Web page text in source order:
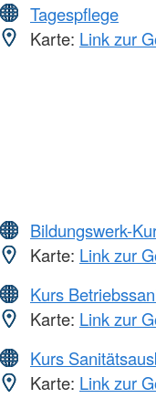
Tagespflege
Karte: Link zur
Bildungswerk-
Karte: Link zur
Kurs
Karte: Link zur
Kurs
Karte: Link zur